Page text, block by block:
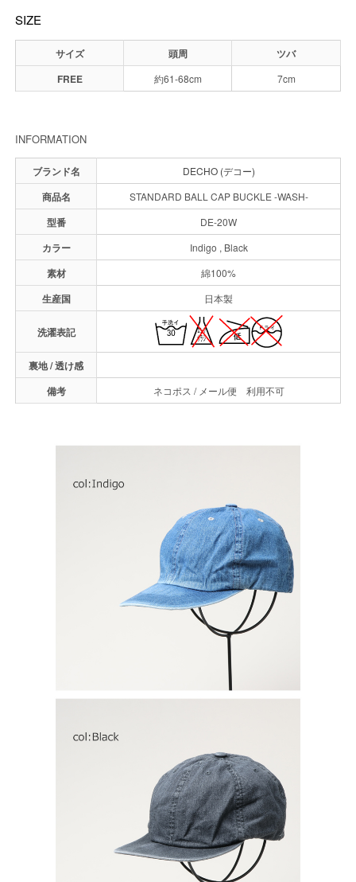
SIZE
サイズ 頭周
ツバ
FREE
約61-68cm 7cm
INFORMATION
ブランド名 DECHO (デコー)
商品名 STANDARD BALL CAP BUCKLE -WASH-
型番 DE-20W
カラー Indigo , Black
素材 綿100%
生産国 日本製
洗濯表記
裏地 / 透け感
備考
ネコポス / メール便 利用不可